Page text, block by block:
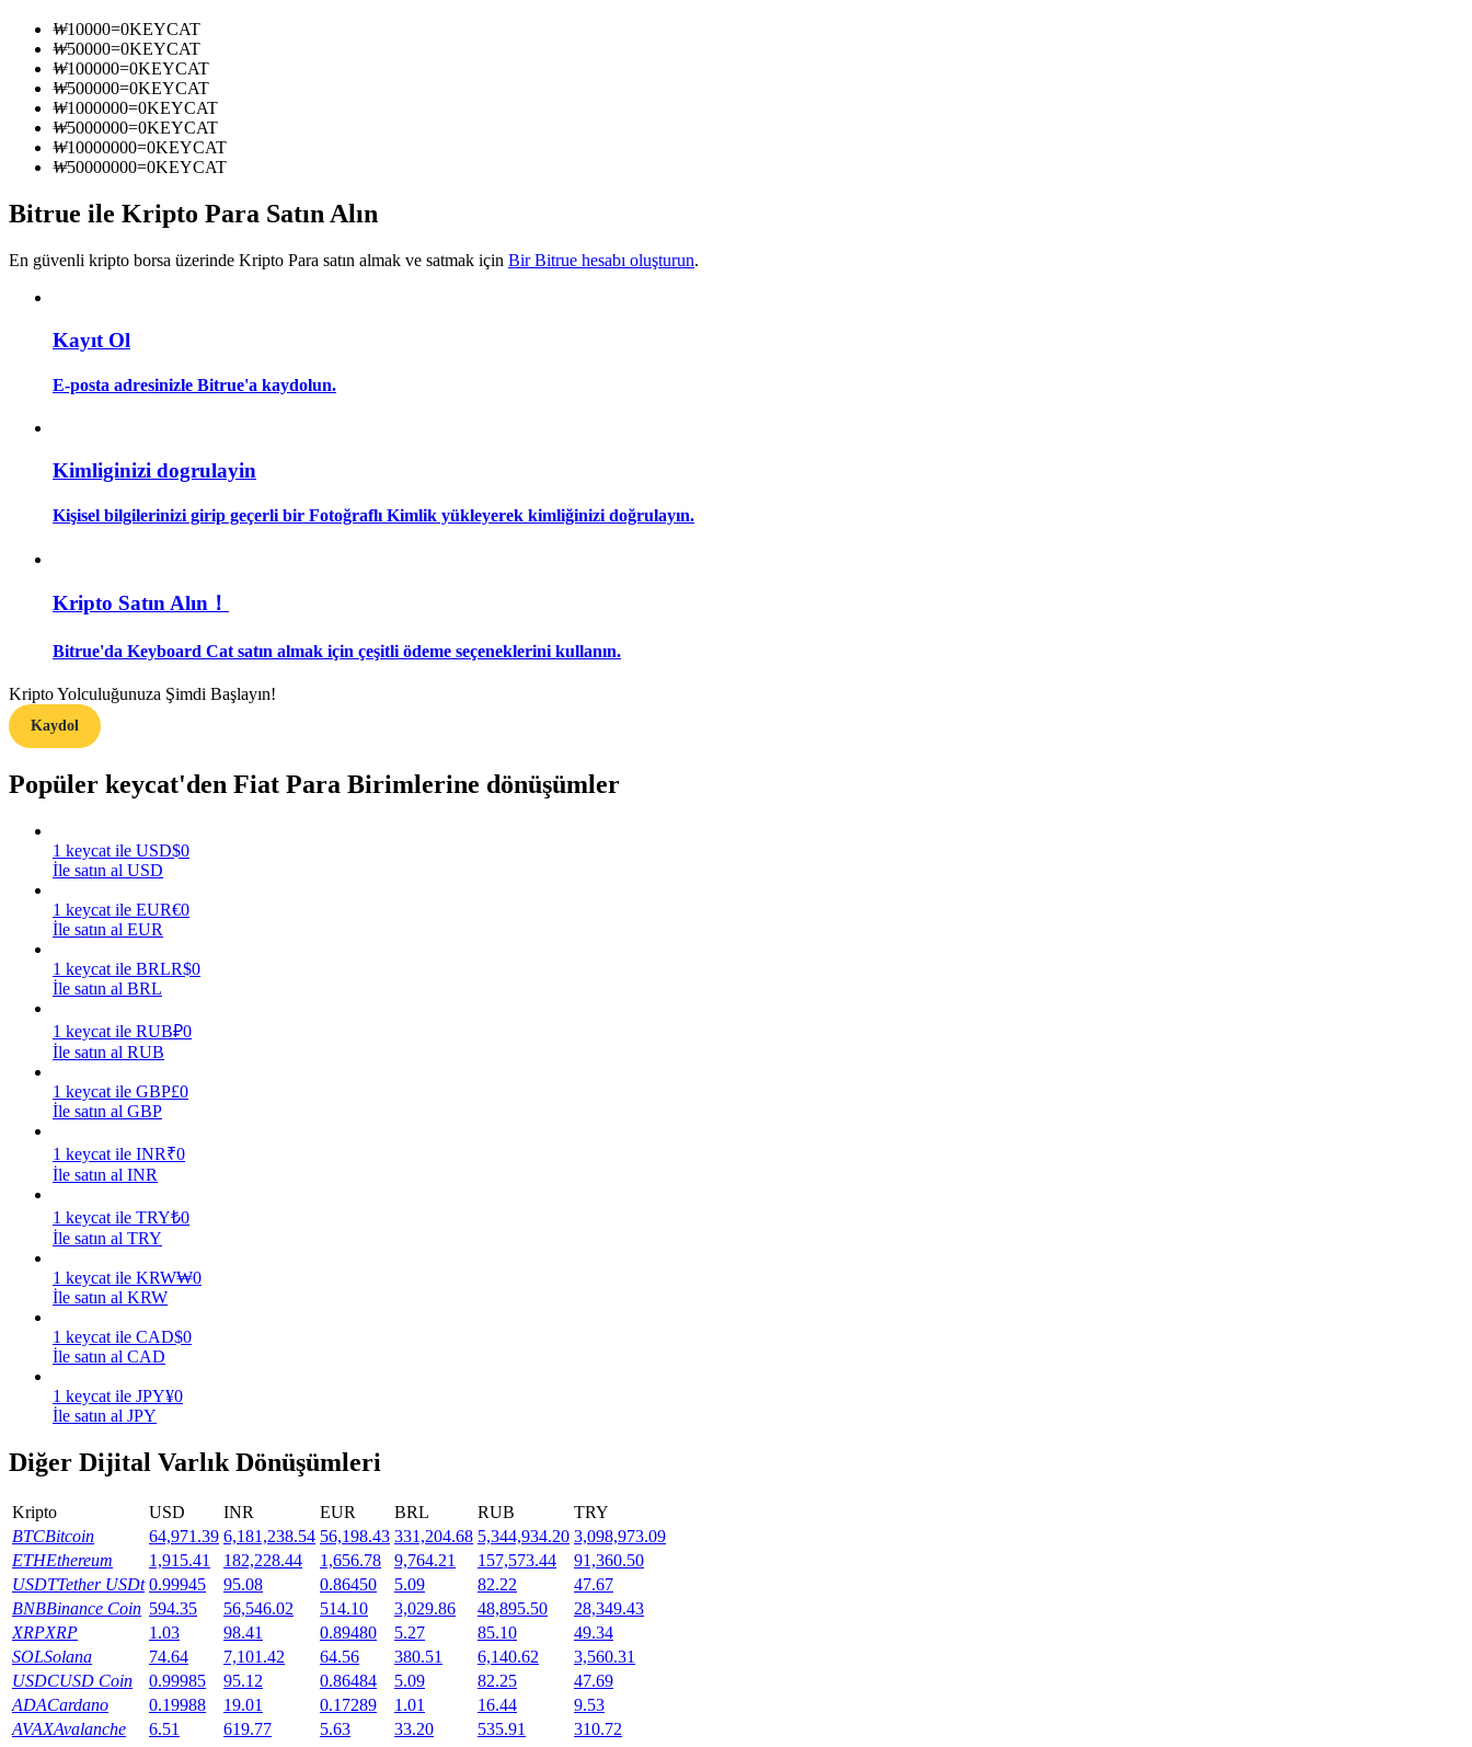
En iyi traderlarla güçlerinizi birleştirin
Bilgi
Vadeli İşlemler Başlangıç Kılavuzu
Ticaret stratejileri
Nasıl kârlı kalabileceğinizi öğrenin
Kazan
Power Piggy
Günlük rekabetçi ödüller kazanın
Staking
₩10000=0KEYCAT
₩50000=0KEYCAT
₩100000=0KEYCAT
₩500000=0KEYCAT
₩1000000=0KEYCAT
₩5000000=0KEYCAT
₩10000000=0KEYCAT
₩50000000=0KEYCAT
Bitrue ile Kripto Para Satın Alın
En güvenli kripto borsa üzerinde Kripto Para satın almak ve satmak için Bir Bitrue hesabı oluşturun.
Kayıt Ol
E-posta adresinizle Bitrue'a kaydolun.
Kimliginizi dogrulayin
Kişisel bilgilerinizi girip geçerli bir Fotoğraflı Kimlik yükleyerek kimliğinizi doğrulayın.
Kripto Satın Alın！
Bitrue'da Keyboard Cat satın almak için çeşitli ödeme seçeneklerini kullanın.
Kripto Yolculuğunuza Şimdi Başlayın!
Kaydol
Popüler keycat'den Fiat Para Birimlerine dönüşümler
1 keycat ile USD$0
İle satın al USD
1 keycat ile EUR€0
İle satın al EUR
1 keycat ile BRLR$0
İle satın al BRL
1 keycat ile RUB₽0
İle satın al RUB
1 keycat ile GBP£0
İle satın al GBP
1 keycat ile INR₹0
İle satın al INR
1 keycat ile TRY₺0
İle satın al TRY
1 keycat ile KRW₩0
İle satın al KRW
1 keycat ile CAD$0
İle satın al CAD
1 keycat ile JPY¥0
İle satın al JPY
Diğer Dijital Varlık Dönüşümleri
Kripto USD INR EUR BRL RUB
TRY
BTCBitcoin 64,971.39 6,181,238.54 56,198.43 331,204.68 5,344,934.20 3,098,973.09
ETHEthereum 1,915.41 182,228.44 1,656.78 9,764.21 157,573.44
91,360.50
USDTTether USDt 0.99945 95.08 0.86450 5.09 82.22
47.67
BNBBinance Coin 594.35 56,546.02 514.10 3,029.86 48,895.50
28,349.43
XRPXRP 1.03 98.41 0.89480 5.27 85.10
49.34
SOLSolana 74.64 7,101.42 64.56 380.51 6,140.62
3,560.31
USDCUSD Coin 0.99985 95.12 0.86484 5.09 82.25
47.69
ADACardano 0.19988 19.01 0.17289 1.01 16.44
9.53
AVAXAvalanche 6.51 619.77 5.63 33.20 535.91
310.72